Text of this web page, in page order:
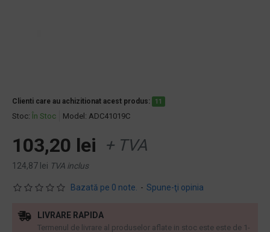
Clienti care au achizitionat acest produs: 11
Stoc: În Stoc Model: ADC41019C
Bazată pe 0 note. - Spune-ţi opinia
103,20 lei + TVA
124,87 lei TVA inclus
LIVRARE RAPIDA
Termenul de livrare al produselor aflate in stoc este este de 1-